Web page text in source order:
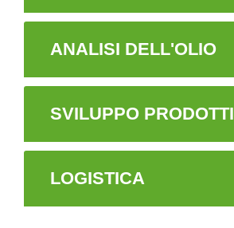
ANALISI DELL'OLIO
SVILUPPO PRODOTTI
LOGISTICA